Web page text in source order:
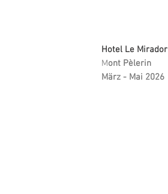
Hotel Le Mirador
Mont Pèlerin
März - Mai 2026